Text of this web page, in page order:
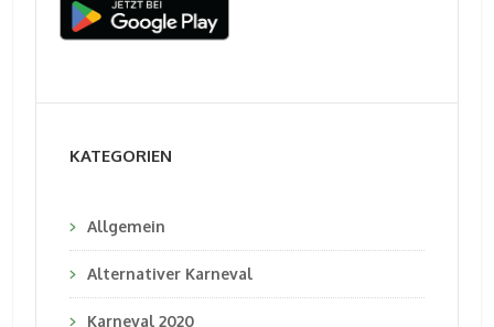
KATEGORIEN
Allgemein
Alternativer Karneval
Karneval 2020